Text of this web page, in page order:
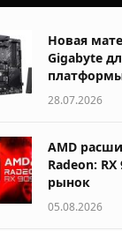
Новая
Gigabyte
28.07.2026
AMD
Radeon:
рынок
05.08.2026